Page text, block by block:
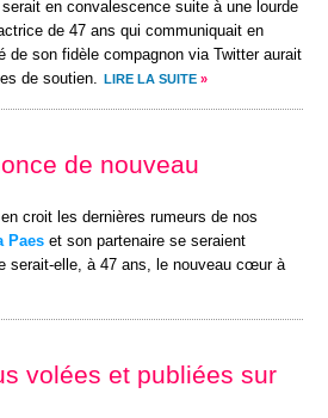
serait en convalescence suite à une lourde
de 47 ans qui communiquait en
de son fidèle compagnon via Twitter aurait
de soutien.
LIRE LA SUITE »
de nouveau
croit les dernières rumeurs de nos
Paes et son partenaire se seraient
serait-elle, à 47 ans, le nouveau cœur à
volées et publiées sur